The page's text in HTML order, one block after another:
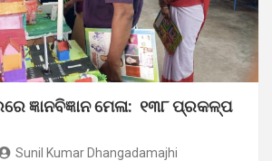
ଜ୍ଞାନବିଜ୍ଞାନ ମେଳା: ୧୩୮ ପ୍ରକଳ୍ପ
Sunil Kumar Dhangadamajhi